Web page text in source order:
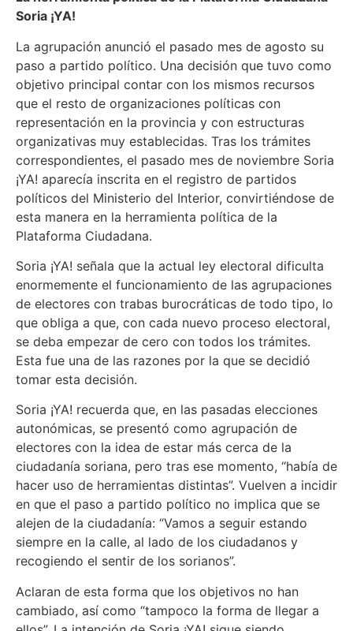
Soria ¡YA!
La agrupación anunció el pasado mes de agosto su
paso a partido político. Una decisión que tuvo como
objetivo principal contar con los mismos recursos
que el resto de organizaciones políticas con
representación en la provincia y con estructuras
organizativas muy establecidas. Tras los trámites
correspondientes, el pasado mes de noviembre Soria
¡YA! aparecía inscrita en el registro de partidos
políticos del Ministerio del Interior, convirtiéndose de
esta manera en la herramienta política de la
Plataforma Ciudadana.
Soria ¡YA! señala que la actual ley electoral dificulta
enormemente el funcionamiento de las agrupaciones
de electores con trabas burocráticas de todo tipo, lo
que obliga a que, con cada nuevo proceso electoral,
se deba empezar de cero con todos los trámites.
Esta fue una de las razones por la que se decidió
tomar esta decisión.
Soria ¡YA! recuerda que, en las pasadas elecciones
autonómicas, se presentó como agrupación de
electores con la idea de estar más cerca de la
ciudadanía soriana, pero tras ese momento, “había de
hacer uso de herramientas distintas”. Vuelven a incidir
en que el paso a partido político no implica que se
alejen de la ciudadanía: “Vamos a seguir estando
siempre en la calle, al lado de los ciudadanos y
recogiendo el sentir de los sorianos”.
Aclaran de esta forma que los objetivos no han
cambiado, así como “tampoco la forma de llegar a